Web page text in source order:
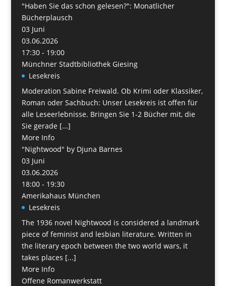
"Haben Sie das schon gelesen?": Monatlicher
Bücherplausch
03 Juni
03.06.2026
17:30 - 19:00
Münchner Stadtbibliothek Giesing
Lesekreis
Moderation Sabine Freiwald. Ob Krimi oder Klassiker,
Roman oder Sachbuch: Unser Lesekreis ist offen für
alle Leseerlebnisse. Bringen Sie 1-2 Bücher mit, die
Sie gerade [...]
More Info
"Nightwood" by Djuna Barnes
03 Juni
03.06.2026
18:00 - 19:30
Amerikahaus München
Lesekreis
The 1936 novel Nightwood is considered a landmark
piece of feminist and lesbian literature. Written in
the literary epoch between the two world wars, it
takes places [...]
More Info
Offene Romanwerkstatt